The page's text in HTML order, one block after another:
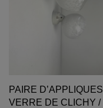
PAIRE D’APPLIQUES
VERRE DE CLICHY /